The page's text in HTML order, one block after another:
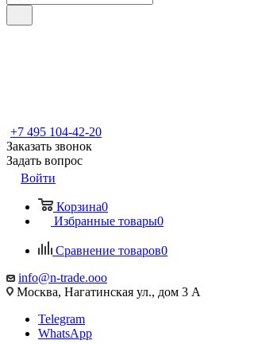
+7 495 104-42-20
Заказать звонок
Задать вопрос
Войти
Корзина0
Избранные товары0
Сравнение товаров0
info@n-trade.ooo
Москва, Нагатинская ул., дом 3 А
Telegram
WhatsApp